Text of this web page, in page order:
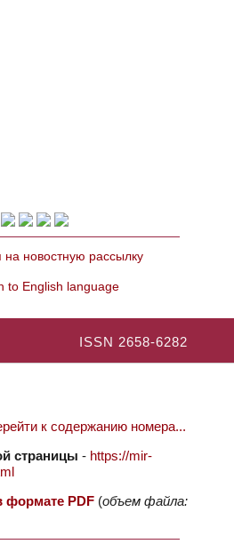
на новостную рассылку
to English language
ISSN 2658-6282
к содержанию номера...
страницы - https://mir-
формате PDF (объем файла: